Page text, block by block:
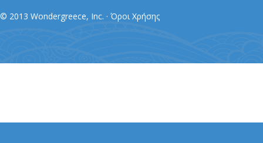
© 2013 Wondergreece, Inc. · Όροι Χρήσης